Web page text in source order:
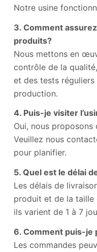
Notre usine
3. Comment
produits?
Nous mettons en
contrôle de la
et des tests
production.
4. Puis-je visiter
Oui, nous
Veuillez nous
pour planifier.
5. Quel est le délai
Les délais de
produit et de la taille
ils varient de 1 à 7
6. Comment puis-je
Les commandes